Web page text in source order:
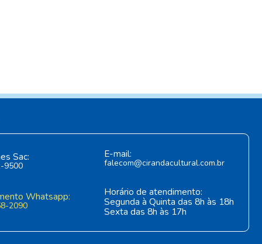
Sac:
9500
E-mail:
falecom@cirandacultural.com.br
Whatsapp:
2090
Horário de atendimento:
Segunda à Quinta das 8h às 18h
Sexta das 8h às 17h